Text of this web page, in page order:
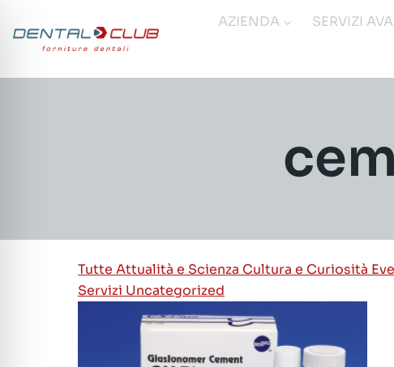
contenuto
AZIENDA SERVIZI
Tutte Attualità e Scienza Cultura e Curiosità
Servizi Uncategorized